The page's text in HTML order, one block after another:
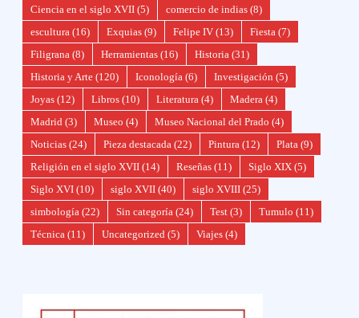
Ciencia en el siglo XVII (5) comercio de indias (8)
escultura (16) Exquias (9) Felipe IV (13) Fiesta (7)
Filigrana (8) Herramientas (16) Historia (31)
Historia y Arte (120) Iconología (6) Investigación (5)
Joyas (12) Libros (10) Literatura (4) Madera (4)
Madrid (3) Museo (4) Museo Nacional del Prado (4)
Noticias (24) Pieza destacada (22) Pintura (12) Plata (9)
Religión en el siglo XVII (14) Reseñas (11) Siglo XIX (5)
Siglo XVI (10) siglo XVII (40) siglo XVIII (25)
simbología (22) Sin categoría (24) Test (3) Tumulo (11)
Técnica (11) Uncategorized (5) Viajes (4)